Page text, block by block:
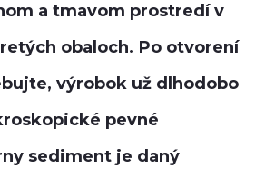
a tmavom prostredí v
obaloch. Po otvorení
výrobok už dlhodobo
pevné
sediment je daný